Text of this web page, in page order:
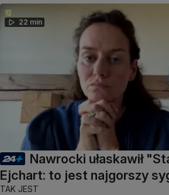
22 min
Nawrocki ułaskawił
Ejchart: to jest najgorszy
TAK JEST